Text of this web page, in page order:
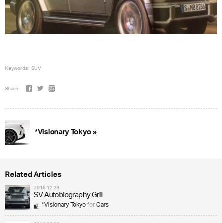
Keywords: SUV
Share:
*Visionary Tokyo »
Related Articles
2015.12.23
SV Autobiography Grill
*Visionary TokyoforCars